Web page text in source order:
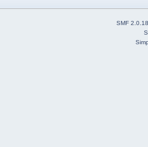
SMF 2.0.18